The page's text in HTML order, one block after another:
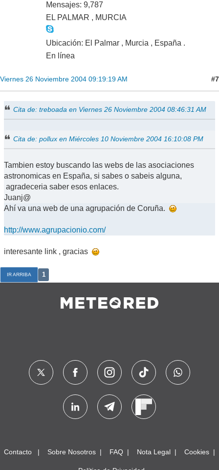
Mensajes: 9,787
EL PALMAR , MURCIA
Ubicación: El Palmar , Murcia , España .
En línea
Viernes 26 Noviembre 2004 09:19:19 AM #7
Cita de: treboada en Viernes 26 Noviembre 2004 08:46:31 AM
Cita de: pollux en Miércoles 10 Noviembre 2004 16:10:08 PM
Tambien estoy buscando las webs de las asociaciones
astronomicas en España, si sabes o sabeis alguna,
agradeceria saber esos enlaces.
Juanj@
Ahí va una web de una agrupación de Coruña.
http://www.agrupacionio.com/
interesante link , gracias
IR ARRIBA 1
Contacto Sobre Nosotros FAQ Nota Legal Cookies